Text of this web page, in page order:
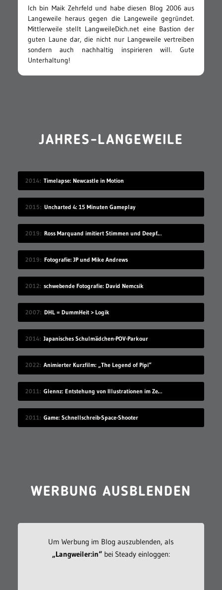
Ich bin Maik Zehrfeld und habe diesen Blog 2006 aus
Langeweile heraus gegen die Langeweile gegründet.
Mittlerweile stellt LangweileDich.net eine Bastion der
guten Laune dar, die nicht nur Langeweile vertreiben
sondern auch nachhaltig inspirieren will. Gute
Unterhaltung!
JAHRES-LANGEWEILE
2014 Timelapse: Newcastle in Motion
2015 Uncharted 4: 15 Minuten Gameplay
2019 Ross Marquand imitiert Stimmen und Deepfake die passenden Gesichter
2019 Fotografie: JP und Mike Andrews
2012 schwebende Fotografie: David Nemcsik
2007 DHL = DummHeit > Logik
2014 Japanisches Schulmädchen-POV-Parkour
2022 Animierter Kurzfilm: „The Legend of Pipi“
2011 Glennz: Entstehung von Illustrationen im Zeitraffer
2011 Game: Schnellschreib-Space-Shooter
WERBUNG AUSBLENDEN
Um Werbung im Blog auszublenden, als
„Langweiler:in“bei Steady einloggen: